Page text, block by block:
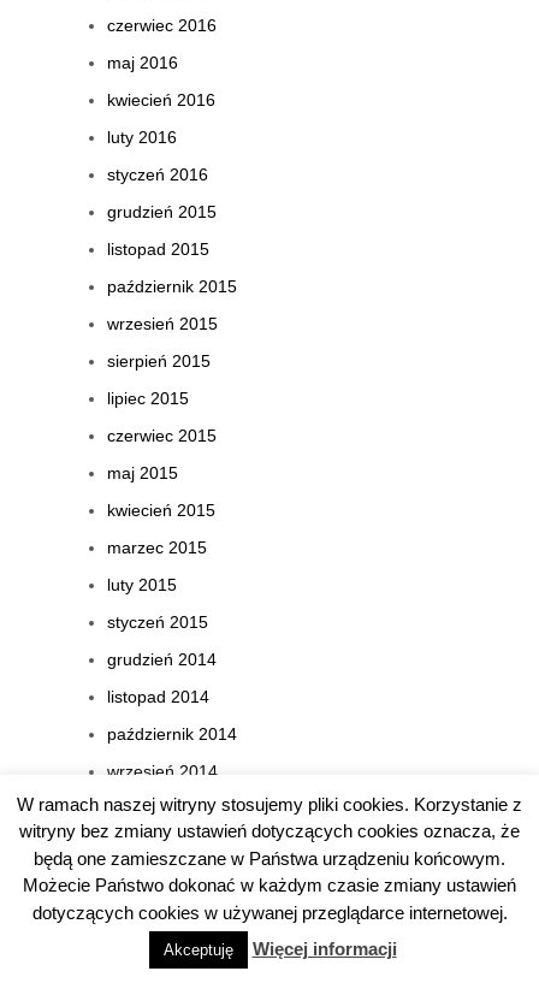
czerwiec 2016
maj 2016
kwiecień 2016
luty 2016
styczeń 2016
grudzień 2015
listopad 2015
październik 2015
wrzesień 2015
sierpień 2015
lipiec 2015
czerwiec 2015
maj 2015
kwiecień 2015
marzec 2015
luty 2015
styczeń 2015
grudzień 2014
listopad 2014
październik 2014
wrzesień 2014
sierpień 2014
lipiec 2014
czerwiec 2014
kwiecień 2014
marzec 2014
W ramach naszej witryny stosujemy pliki cookies. Korzystanie z
witryny bez zmiany ustawień dotyczących cookies oznacza, że
będą one zamieszczane w Państwa urządzeniu końcowym.
Możecie Państwo dokonać w każdym czasie zmiany ustawień
dotyczących cookies w używanej przeglądarce internetowej.
Akceptuję Więcej informacji